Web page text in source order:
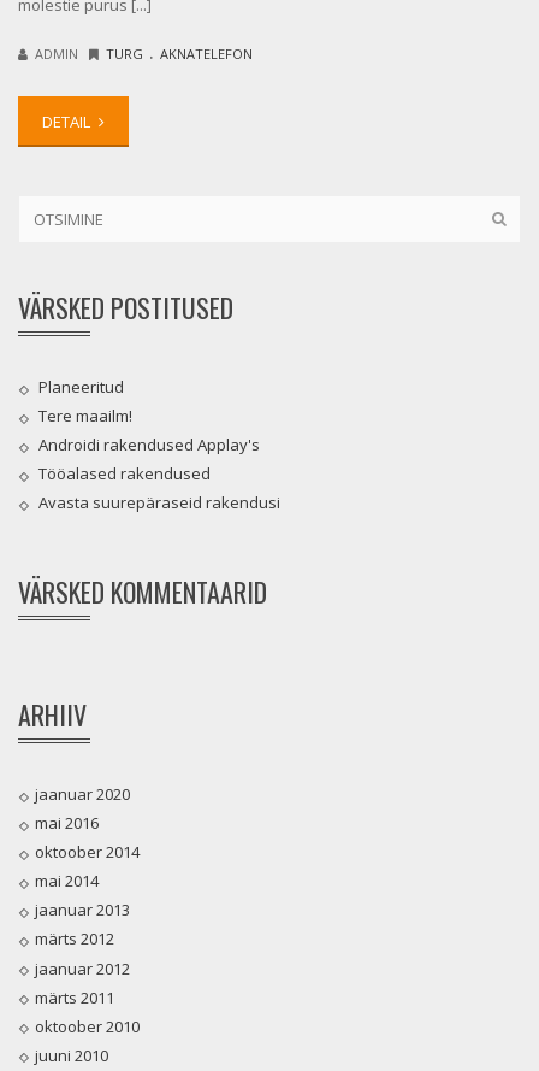
molestie purus [...]
ADMIN TURG . AKNATELEFON
DETAIL
VÄRSKED POSTITUSED
Planeeritud
Tere maailm!
Androidi rakendused Applay's
Tööalased rakendused
Avasta suurepäraseid rakendusi
VÄRSKED KOMMENTAARID
ARHIIV
jaanuar 2020
mai 2016
oktoober 2014
mai 2014
jaanuar 2013
märts 2012
jaanuar 2012
märts 2011
oktoober 2010
juuni 2010